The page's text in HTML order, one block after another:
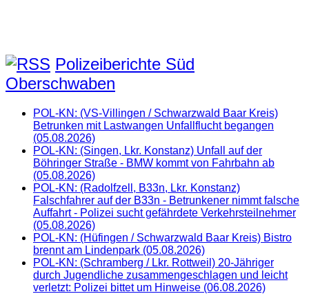
Polizeiberichte Süd
Oberschwaben
POL-KN: (VS-Villingen / Schwarzwald Baar Kreis)
Betrunken mit Lastwangen Unfallflucht begangen
(05.08.2026)
POL-KN: (Singen, Lkr. Konstanz) Unfall auf der
Böhringer Straße - BMW kommt von Fahrbahn ab
(05.08.2026)
POL-KN: (Radolfzell, B33n, Lkr. Konstanz)
Falschfahrer auf der B33n - Betrunkener nimmt falsche
Auffahrt - Polizei sucht gefährdete Verkehrsteilnehmer
(05.08.2026)
POL-KN: (Hüfingen / Schwarzwald Baar Kreis) Bistro
brennt am Lindenpark (05.08.2026)
POL-KN: (Schramberg / Lkr. Rottweil) 20-Jähriger
durch Jugendliche zusammengeschlagen und leicht
verletzt: Polizei bittet um Hinweise (06.08.2026)